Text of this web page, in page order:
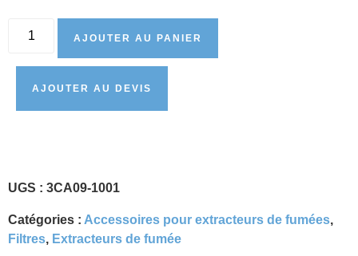
AJOUTER AU PANIER
AJOUTER AU DEVIS
UGS : 3CA09-1001
Catégories : Accessoires pour extracteurs de fumées,
Filtres, Extracteurs de fumée